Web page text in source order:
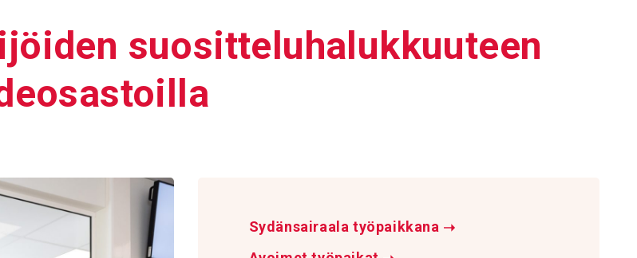
suosit­te­lu­ha­luk­kuu­teen
Sydänsairaala työpaikkana ➝